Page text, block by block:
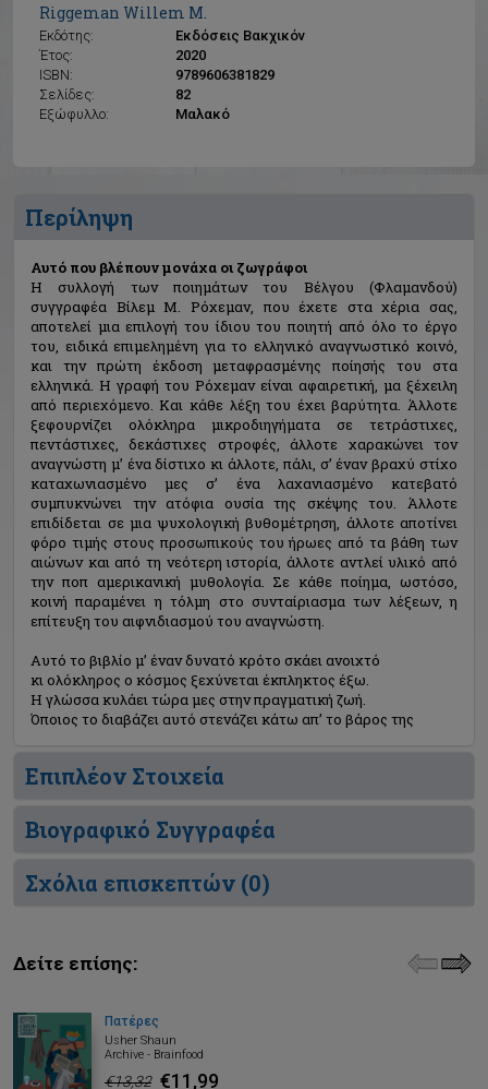
Riggeman Willem M.
Εκδότης:
Εκδόσεις Βακχικόν
Έτος:
2020
ISBN:
9789606381829
Σελίδες:
82
Εξώφυλλο:
Μαλακό
Περίληψη
Αυτό που βλέπουν μονάχα οι ζωγράφοι
Η συλλογή των ποιημάτων του Βέλγου (Φλαμανδού)
συγγραφέα Βίλεμ Μ. Ρόχεμαν, που έχετε στα χέρια σας,
αποτελεί μια επιλογή του ίδιου του ποιητή από όλο το έργο
του, ειδικά επιμελημένη για το ελληνικό αναγνωστικό κοινό,
και την πρώτη έκδοση μεταφρασμένης ποίησής του στα
ελληνικά. Η γραφή του Ρόχεμαν είναι αφαιρετική, μα ξέχειλη
από περιεχόμενο. Και κάθε λέξη του έχει βαρύτητα. Άλλοτε
ξεφουρνίζει ολόκληρα μικροδιηγήματα σε τετράστιχες,
πεντάστιχες, δεκάστιχες στροφές, άλλοτε χαρακώνει τον
αναγνώστη μ’ ένα δίστιχο κι άλλοτε, πάλι, σ’ έναν βραχύ στίχο
καταχωνιασμένο μες σ’ ένα λαχανιασμένο κατεβατό
συμπυκνώνει την ατόφια ουσία της σκέψης του. Άλλοτε
επιδίδεται σε μια ψυχολογική βυθομέτρηση, άλλοτε αποτίνει
φόρο τιμής στους προσωπικούς του ήρωες από τα βάθη των
αιώνων και από τη νεότερη ιστορία, άλλοτε αντλεί υλικό από
την ποπ αμερικανική μυθολογία. Σε κάθε ποίημα, ωστόσο,
κοινή παραμένει η τόλμη στο συνταίριασμα των λέξεων, η
επίτευξη του αιφνιδιασμού του αναγνώστη.
Αυτό το βιβλίο μ’ έναν δυνατό κρότο σκάει ανοιχτό
κι ολόκληρος ο κόσμος ξεχύνεται έκπληκτος έξω.
Η γλώσσα κυλάει τώρα μες στην πραγματική ζωή.
Όποιος το διαβάζει αυτό στενάζει κάτω απ’ το βάρος της
Επιπλέον Στοιχεία
Βιογραφικό Συγγραφέα
Σχόλια επισκεπτών (0)
Δείτε επίσης:
Πατέρες
Usher Shaun
Archive - Brainfood
€13,32 €11,99